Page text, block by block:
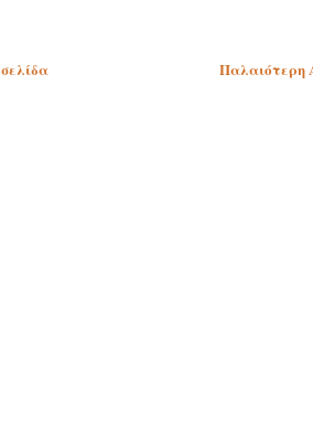
Παλαιότερη